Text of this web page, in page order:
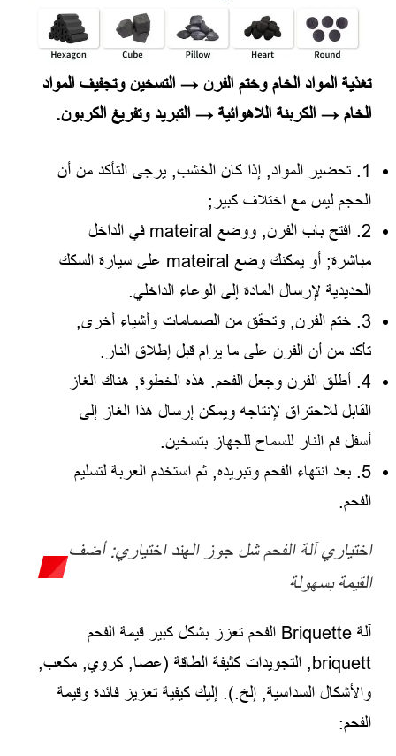
تغذية المواد الخام وختم الفرن → التسخين وتجفيف المواد
الخام → الكربنة اللاهوائية → التبريد وتفريغ الكربون.
1. تحضير المواد, إذا كان الخشب, يرجى التأكد من أن
الحجم ليس مع اختلاف كبير;
2. افتح باب الفرن, ووضع mateiral في الداخل
مباشرة; أو يمكنك وضع mateiral على سيارة السكك
الحديدية لإرسال المادة إلى الوعاء الداخلي.
3. ختم الفرن, وتحقق من الصمامات وأشياء أخرى,
تأكد من أن الفرن على ما يرام قبل إطلاق النار.
4. أطلق الفرن وجعل الفحم. هذه الخطوة, هناك الغاز
القابل للاحتراق لإنتاجه ويمكن إرسال هذا الغاز إلى
أسفل فم النار للسماح للجهاز بتسخين.
5. بعد انتهاء الفحم وتبريده, ثم استخدم العربة لتسليم
الفحم.
اختياري آلة الفحم شل جوز الهند اختياري: أضف
القيمة بسهولة
آلة Briquette الفحم تعزز بشكل كبير قيمة الفحم
briquett, التجويدات كثيفة الطاقة (عصا, كروي, مكعب,
والأشكال السداسية, إلخ.). إليك كيفية تعزيز فائدة وقيمة
الفحم: